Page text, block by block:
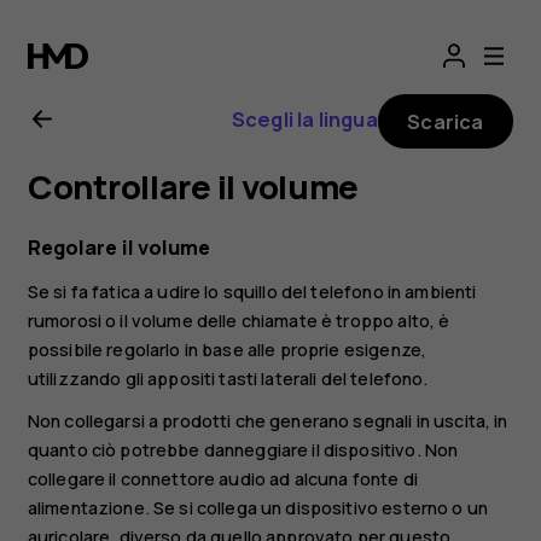
Manuale
d'uso
del
Nokia
G21
Scegli la lingua Scarica
Controllare il volume
Regolare il volume
Se si fa fatica a udire lo squillo del telefono in ambienti
rumorosi o il volume delle chiamate è troppo alto, è
possibile regolarlo in base alle proprie esigenze,
utilizzando gli appositi tasti laterali del telefono.
Non collegarsi a prodotti che generano segnali in uscita, in
quanto ciò potrebbe danneggiare il dispositivo. Non
collegare il connettore audio ad alcuna fonte di
alimentazione. Se si collega un dispositivo esterno o un